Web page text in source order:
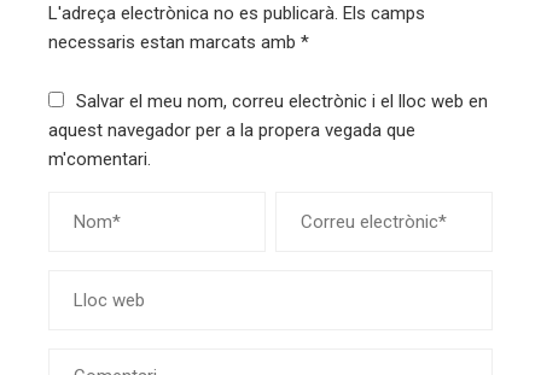
L'adreça electrònica no es publicarà. Els camps
necessaris estan marcats amb *
Salvar el meu nom, correu electrònic i el lloc web en
aquest navegador per a la propera vegada que
m'comentari.